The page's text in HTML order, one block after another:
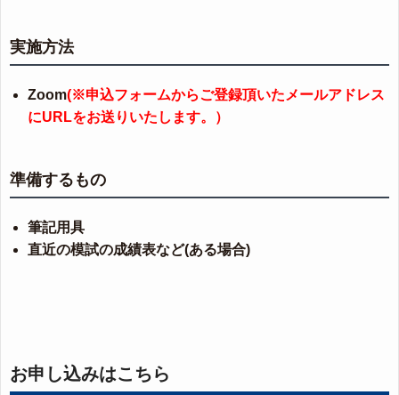
実施方法
Zoom(※申込フォームからご登録頂いたメールアドレス
にURLをお送りいたします。）
準備するもの
筆記用具
直近の模試の成績表など(ある場合)
お申し込みはこちら